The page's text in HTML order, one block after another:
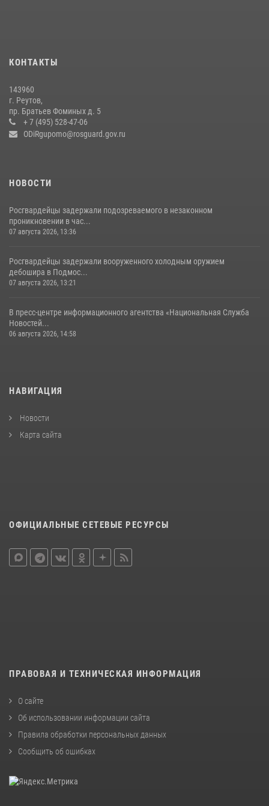
18 июля 2026, 07:03
сотрудников спецподразделений в преодолении полосы
препятствий со стрельбой
14 июля 2026, 15:13
КОНТАКТЫ
143960
г. Реутов,
пр. Братьев Фоминых д. 5
+ 7 (495) 528-47-06
ODiRgupomo@rosguard.gov.ru
НОВОСТИ
Росгвардейцы задержали подозреваемого в незаконном
проникновении в час...
07 августа 2026, 13:36
Росгвардейцы задержали вооруженного холодным оружием
дебошира в Подмос...
07 августа 2026, 13:21
В пресс-центре информационного агентства «Национальная Служба
Новостей...
06 августа 2026, 14:58
НАВИГАЦИЯ
Новости
Карта сайта
ОФИЦИАЛЬНЫЕ СЕТЕВЫЕ РЕСУРСЫ
ПРАВОВАЯ И ТЕХНИЧЕСКАЯ ИНФОРМАЦИЯ
О сайте
Об использовании информации сайта
Правила обработки персональных данных
Сообщить об ошибках